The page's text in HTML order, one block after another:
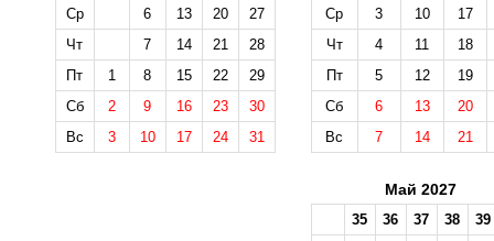
Ср
6 13 20
27
Чт
7 14 21
28
Пт
1 8 15 22
29
Сб
2 9 16 23
30
Вс
3 10 17 24 31
Ср
3 10
17
Чт
4 11
18
Пт
5 12
19
Сб
6 13
20
Вс
7 14 21
Май 2027
35 36 37 38
39